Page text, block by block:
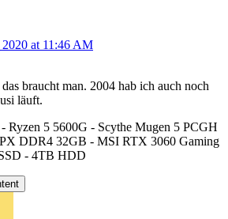
at 11:46 AM
braucht man. 2004 hab ich auch noch
läuft.
Ryzen 5 5600G - Scythe Mugen 5 PCGH
DDR4 32GB - MSI RTX 3060 Gaming
- 4TB HDD